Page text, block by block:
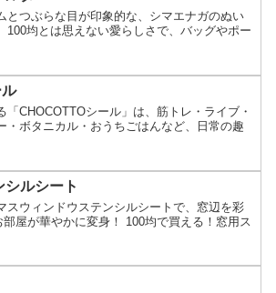
とつぶらな目が印象的な、シマエナガのぬい
100均とは思えない愛らしさで、バッグやポー
「CHOCOTTOシール」は、筋トレ・ライブ・
・ボタニカル・おうちごはんなど、日常の趣
シルシート
スウィンドウステンシルシートで、窓辺を彩
屋が華やかに変身！ 100均で買える！窓用ス